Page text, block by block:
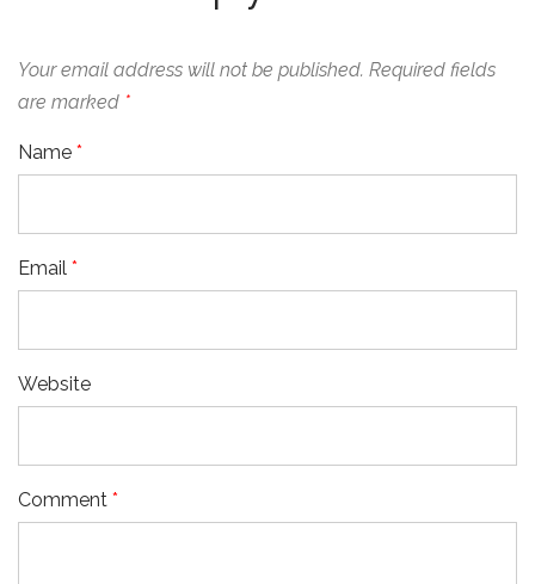
Your email address will not be published. Required fields
are marked *
Name *
Email *
Website
Comment *